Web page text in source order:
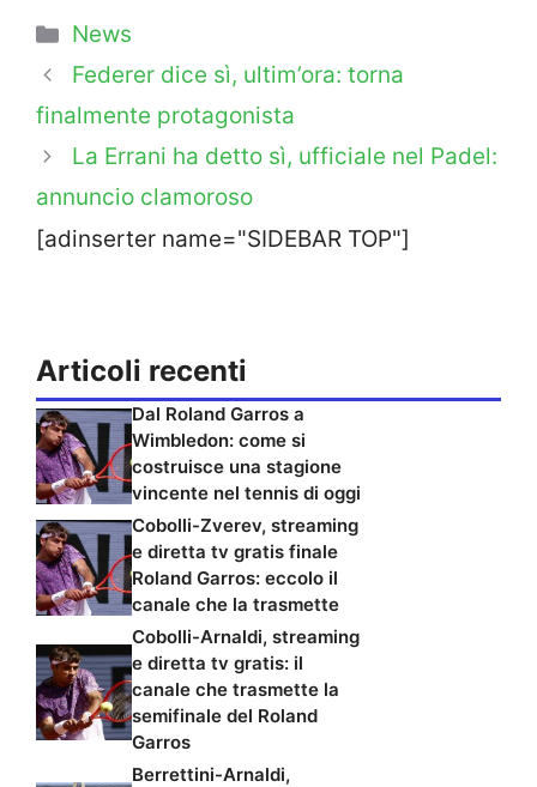
Categorie
News
Federer dice sì, ultim’ora: torna
finalmente protagonista
La Errani ha detto sì, ufficiale nel Padel:
annuncio clamoroso
[adinserter name="SIDEBAR TOP"]
Articoli recenti
Dal Roland Garros a
Wimbledon: come si
costruisce una stagione
vincente nel tennis di oggi
Cobolli-Zverev, streaming
e diretta tv gratis finale
Roland Garros: eccolo il
canale che la trasmette
Cobolli-Arnaldi, streaming
e diretta tv gratis: il
canale che trasmette la
semifinale del Roland
Garros
Berrettini-Arnaldi,